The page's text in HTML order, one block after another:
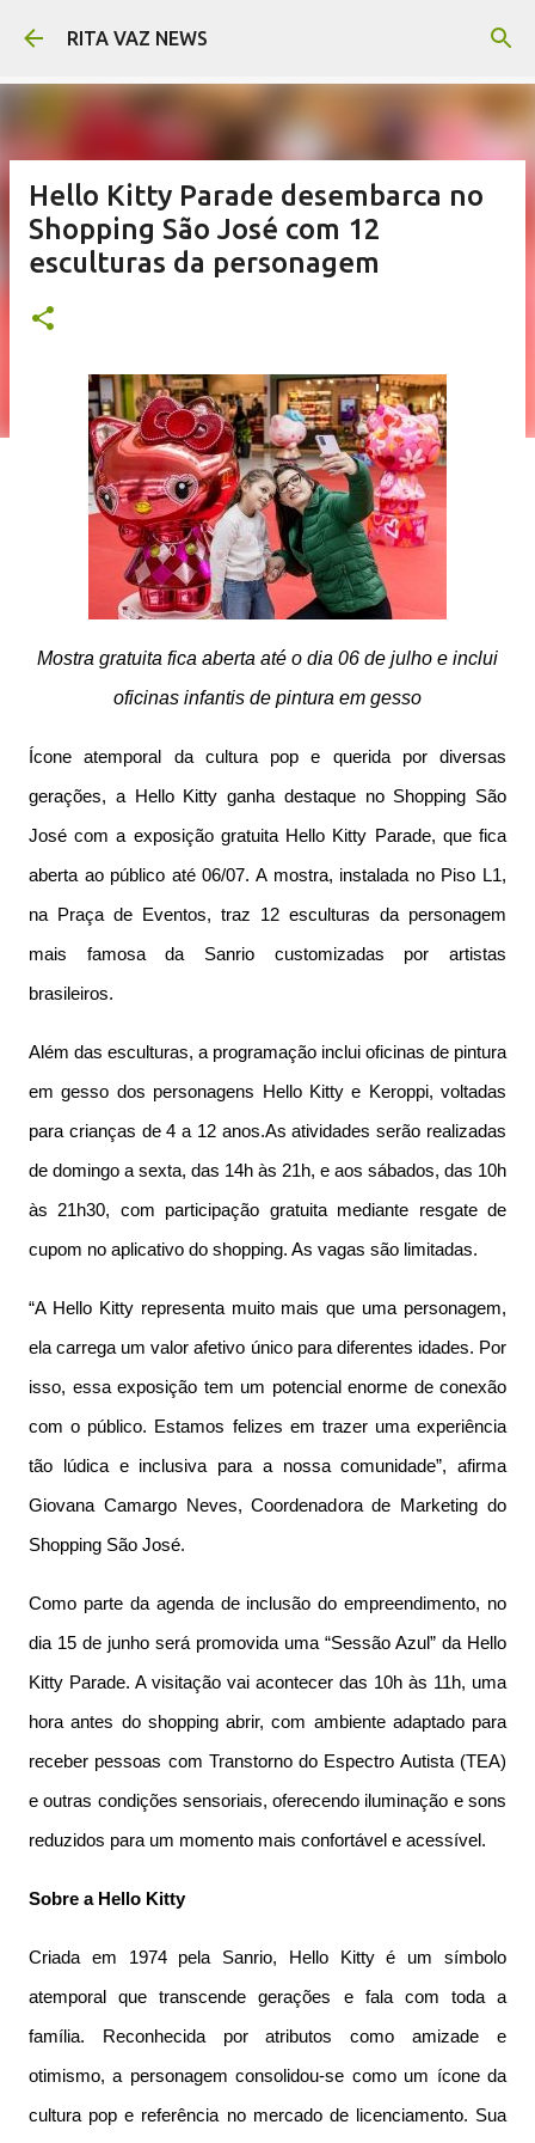
Pular para o conteúdo principal
RITA VAZ NEWS
Hello Kitty Parade desembarca no
Shopping São José com 12
esculturas da personagem
Mostra gratuita fica aberta até o dia 06 de julho e inclui
oficinas infantis de pintura em gesso
Ícone atemporal da cultura pop e querida por diversas
gerações, a Hello Kitty ganha destaque no Shopping São
José com a exposição gratuita Hello Kitty Parade, que fica
aberta ao público até 06/07. A mostra, instalada no Piso L1,
na Praça de Eventos, traz 12 esculturas da personagem
mais famosa da Sanrio customizadas por artistas
brasileiros.
Além das esculturas, a programação inclui oficinas de pintura
em gesso dos personagens Hello Kitty e Keroppi, voltadas
para crianças de 4 a 12 anos.As atividades serão realizadas
de domingo a sexta, das 14h às 21h, e aos sábados, das 10h
às 21h30, com participação gratuita mediante resgate de
cupom no aplicativo do shopping. As vagas são limitadas.
“A Hello Kitty representa muito mais que uma personagem,
ela carrega um valor afetivo único para diferentes idades. Por
isso, essa exposição tem um potencial enorme de conexão
com o público. Estamos felizes em trazer uma experiência
tão lúdica e inclusiva para a nossa comunidade”, afirma
Giovana Camargo Neves, Coordenadora de Marketing do
Shopping São José.
Como parte da agenda de inclusão do empreendimento, no
dia 15 de junho será promovida uma “Sessão Azul” da Hello
Kitty Parade. A visitação vai acontecer das 10h às 11h, uma
hora antes do shopping abrir, com ambiente adaptado para
receber pessoas com Transtorno do Espectro Autista (TEA)
e outras condições sensoriais, oferecendo iluminação e sons
reduzidos para um momento mais confortável e acessível.
Sobre a Hello Kitty
Criada em 1974 pela Sanrio, Hello Kitty é um símbolo
atemporal que transcende gerações e fala com toda a
família. Reconhecida por atributos como amizade e
otimismo, a personagem consolidou-se como um ícone da
cultura pop e referência no mercado de licenciamento. Sua